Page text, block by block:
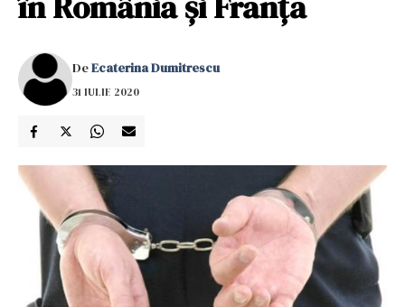
DeEcaterina Dumitrescu
31 IULIE 2020